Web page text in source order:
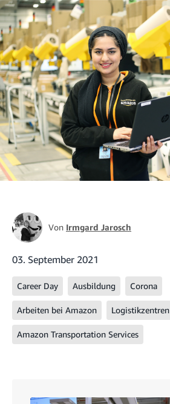
Von Irmgard Jarosch
03. September 2021
Career Day Ausbildung Corona
Arbeiten bei Amazon Logistikzentren
Amazon Transportation Services